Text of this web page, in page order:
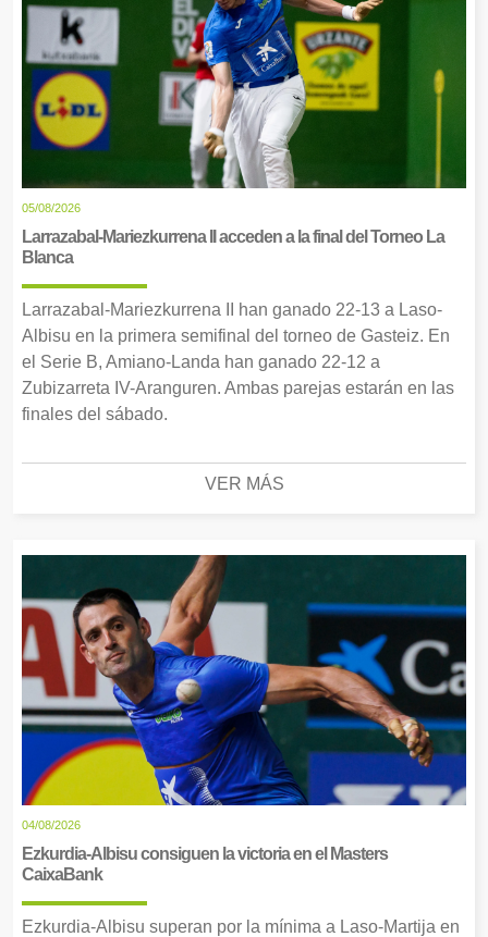
05/08/2026
Larrazabal-Mariezkurrena II acceden a la final del Torneo La
Blanca
Larrazabal-Mariezkurrena II han ganado 22-13 a Laso-
Albisu en la primera semifinal del torneo de Gasteiz. En
el Serie B, Amiano-Landa han ganado 22-12 a
Zubizarreta IV-Aranguren. Ambas parejas estarán en las
finales del sábado.
VER MÁS
04/08/2026
Ezkurdia-Albisu consiguen la victoria en el Masters
CaixaBank
Ezkurdia-Albisu superan por la mínima a Laso-Martija en